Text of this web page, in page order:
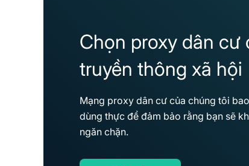
Chọn proxy dân cư
truyền thông xã hội
Mạng proxy dân cư của chúng tôi
dùng thực để đảm bảo rằng bạn sẽ
ngăn chặn.